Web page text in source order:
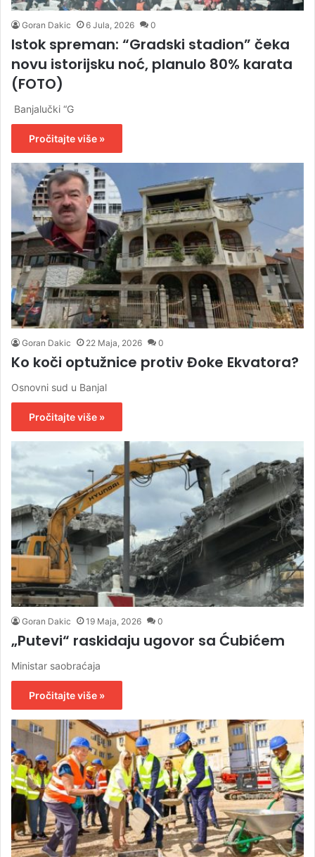
Goran Dakic 6 Jula, 2026 0
Istok spreman: “Gradski stadion” čeka
novu istorijsku noć, planulo 80% karata
(FOTO)
Banjalučki “G
Pročitajte više »
Goran Dakic 22 Maja, 2026 0
Ko koči optužnice protiv Đoke Ekvatora?
Osnovni sud u Banjal
Pročitajte više »
Goran Dakic 19 Maja, 2026 0
„Putevi“ raskidaju ugovor sa Ćubićem
Ministar saobraćaja
Pročitajte više »